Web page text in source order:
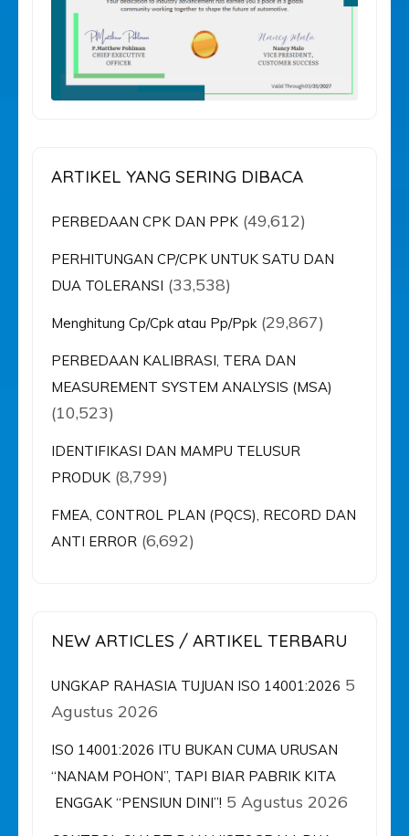
ARTIKEL YANG SERING DIBACA
PERBEDAAN CPK DAN PPK (49,612)
PERHITUNGAN CP/CPK UNTUK SATU DAN
DUA TOLERANSI (33,538)
Menghitung Cp/Cpk atau Pp/Ppk (29,867)
PERBEDAAN KALIBRASI, TERA DAN
MEASUREMENT SYSTEM ANALYSIS (MSA)
(10,523)
IDENTIFIKASI DAN MAMPU TELUSUR
PRODUK (8,799)
FMEA, CONTROL PLAN (PQCS), RECORD DAN
ANTI ERROR (6,692)
NEW ARTICLES / ARTIKEL TERBARU
UNGKAP RAHASIA TUJUAN ISO 14001:2026 5
Agustus 2026
ISO 14001:2026 ITU BUKAN CUMA URUSAN
“NANAM POHON”, TAPI BIAR PABRIK KITA
ENGGAK “PENSIUN DINI”! 5 Agustus 2026